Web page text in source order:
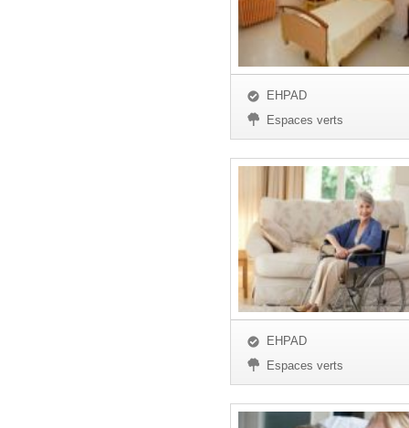
EHPAD
Espaces verts
EHPAD
Espaces verts